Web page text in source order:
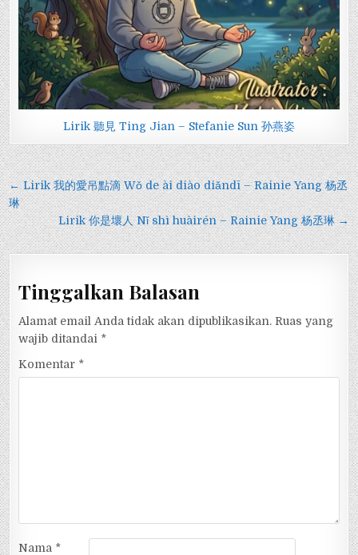
Lirik 聽見 Ting Jian – Stefanie Sun 孙燕姿
Navigasi
pos
← Lirik 我的愛吊點滴 Wǒ de ài diào diǎndī – Rainie Yang 杨丞
琳
Lirik 你是壞人 Nǐ shì huàirén – Rainie Yang 杨丞琳 →
Tinggalkan Balasan
Alamat email Anda tidak akan dipublikasikan. Ruas yang
wajib ditandai *
Komentar *
Nama *